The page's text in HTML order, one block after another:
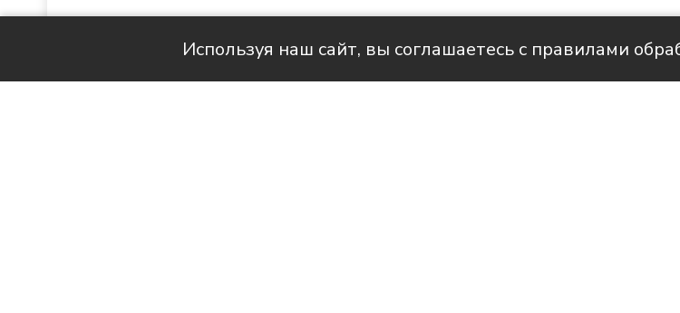
Используя наш сайт, вы соглашаетесь с правилами